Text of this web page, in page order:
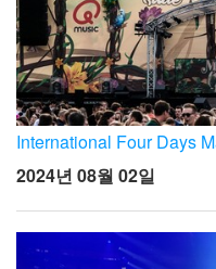
International Four Days
2024년 08월 02일